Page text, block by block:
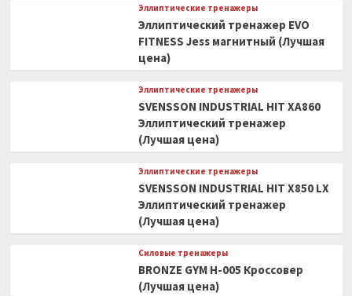
Эллиптические тренажеры
Эллиптический тренажер EVO
FITNESS Jess магнитный (Лучшая
цена)
Эллиптические тренажеры
SVENSSON INDUSTRIAL HIT XA860
Эллиптический тренажер
(Лучшая цена)
Эллиптические тренажеры
SVENSSON INDUSTRIAL HIT X850 LX
Эллиптический тренажер
(Лучшая цена)
Силовые тренажеры
BRONZE GYM H-005 Кроссовер
(Лучшая цена)